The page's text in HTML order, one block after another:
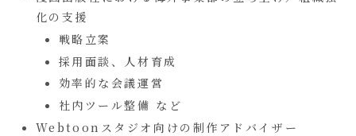
化の支援
戦略立案
採用面談、人材育成
効率的な会議運営
社内ツール整備 など
Webtoonスタジオ向けの制作アドバイザー